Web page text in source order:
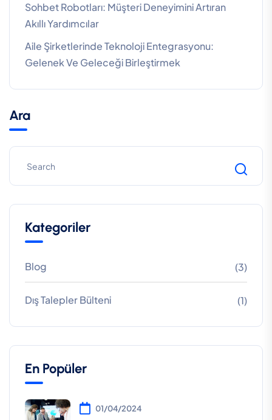
Sohbet Robotları: Müşteri Deneyimini Artıran
Akıllı Yardımcılar
Aile Şirketlerinde Teknoloji Entegrasyonu:
Gelenek Ve Geleceği Birleştirmek
Ara
Kategoriler
Blog (3)
Dış Talepler Bülteni (1)
En Popüler
01/04/2024